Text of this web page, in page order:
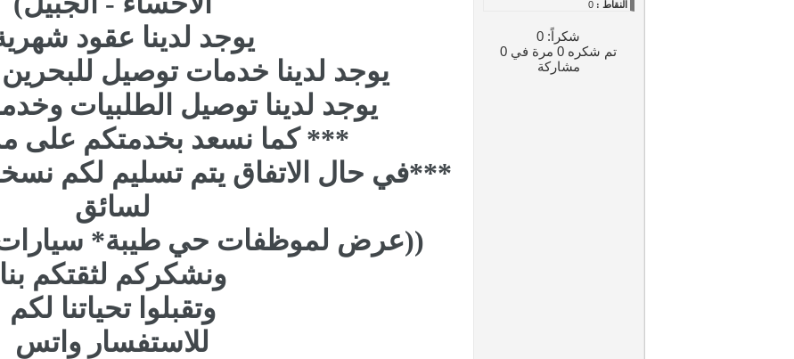
النقاط :
0
شكراً: 0
تم شكره 0 مرة في 0
مشاركة
يوجد لدينا عقود
يوجد لدينا خدمات توصيل للبحرين
يوجد لدينا توصيل الطلبيات
*** كما نسعد بخدمتكم على
***في حال الاتفاق يتم تسليم لكم
لسائق
((عرض لموظفات حي طيبة*
ونشكركم لثقتكم بنا
وتقبلوا تحياتنا لكم
للاستفسار واتس